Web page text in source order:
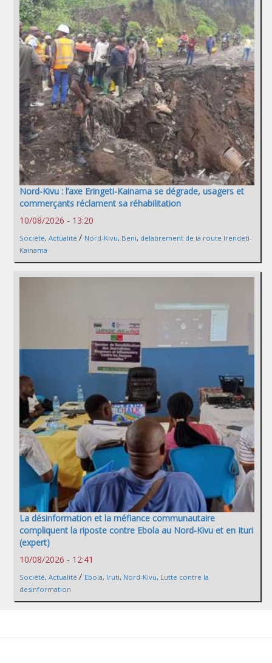
Nord-Kivu : l’axe Eringeti-Kainama se dégrade, usagers et
commerçants réclament sa réhabilitation
10/08/2026 - 13:20
Société, Actualité / Nord-Kivu, Beni, delabrement de la route Irendeti-
Kainama
La désinformation et la méfiance communautaire
compliquent la riposte contre Ebola au Nord-Kivu et en Ituri
(expert)
10/08/2026 - 12:41
Société, Actualité / Ebola, Iruti, Nord-Kivu, Lutte contre la
desinformation